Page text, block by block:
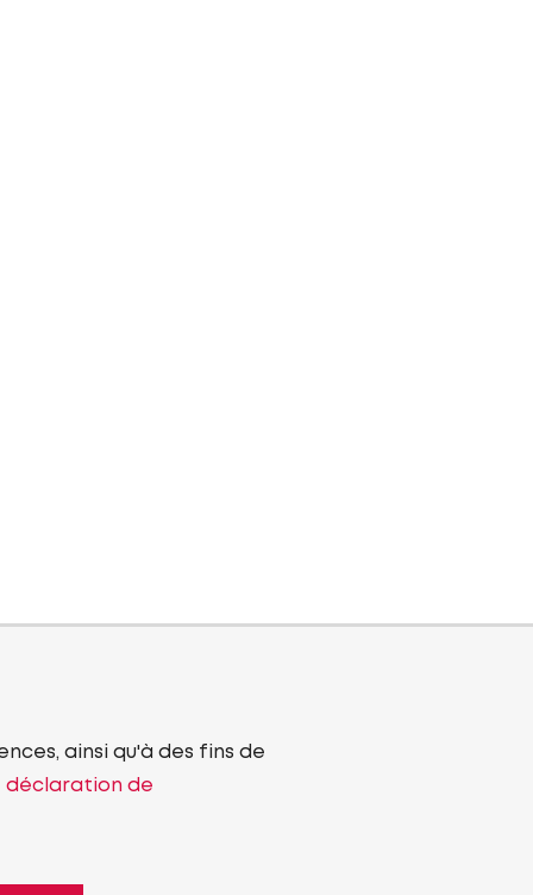
ainsi qu'à des fins de
déclaration de